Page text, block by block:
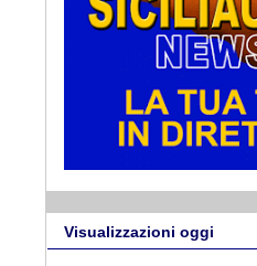
Visualizzazioni oggi